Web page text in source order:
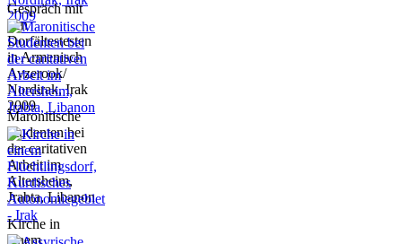
Gespräch mit
den
Dorfältestesten
in Armenisch
Avzerook/
Nordirak, Irak
2009
Maronitische
Studenten bei
der caritativen
Arbeit im
Altersheim,
Jrabta, Libanon
Kirche in
einem